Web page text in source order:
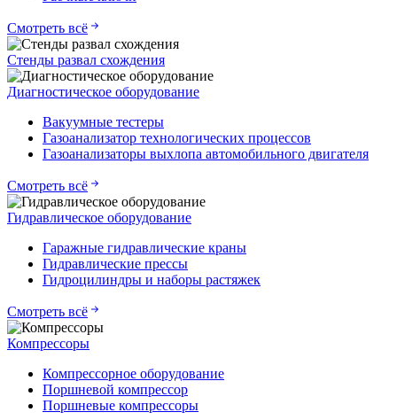
Смотреть всё
Стенды развал схождения
Диагностическое оборудование
Вакуумные тестеры
Газоанализатор технологических процессов
Газоанализаторы выхлопа автомобильного двигателя
Смотреть всё
Гидравлическое оборудование
Гаражные гидравлические краны
Гидравлические прессы
Гидроцилиндры и наборы растяжек
Смотреть всё
Компрессоры
Компрессорное оборудование
Поршневой компрессор
Поршневые компрессоры